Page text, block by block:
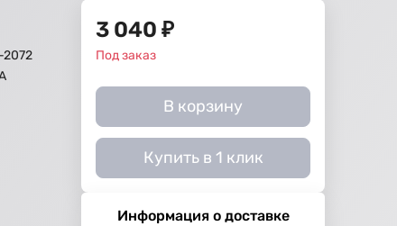
3 040 ₽
Под заказ
В корзину
Купить в 1 клик
Информация о доставке